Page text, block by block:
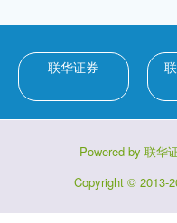
联华证券
Powered by 联华
Copyright © 2013-